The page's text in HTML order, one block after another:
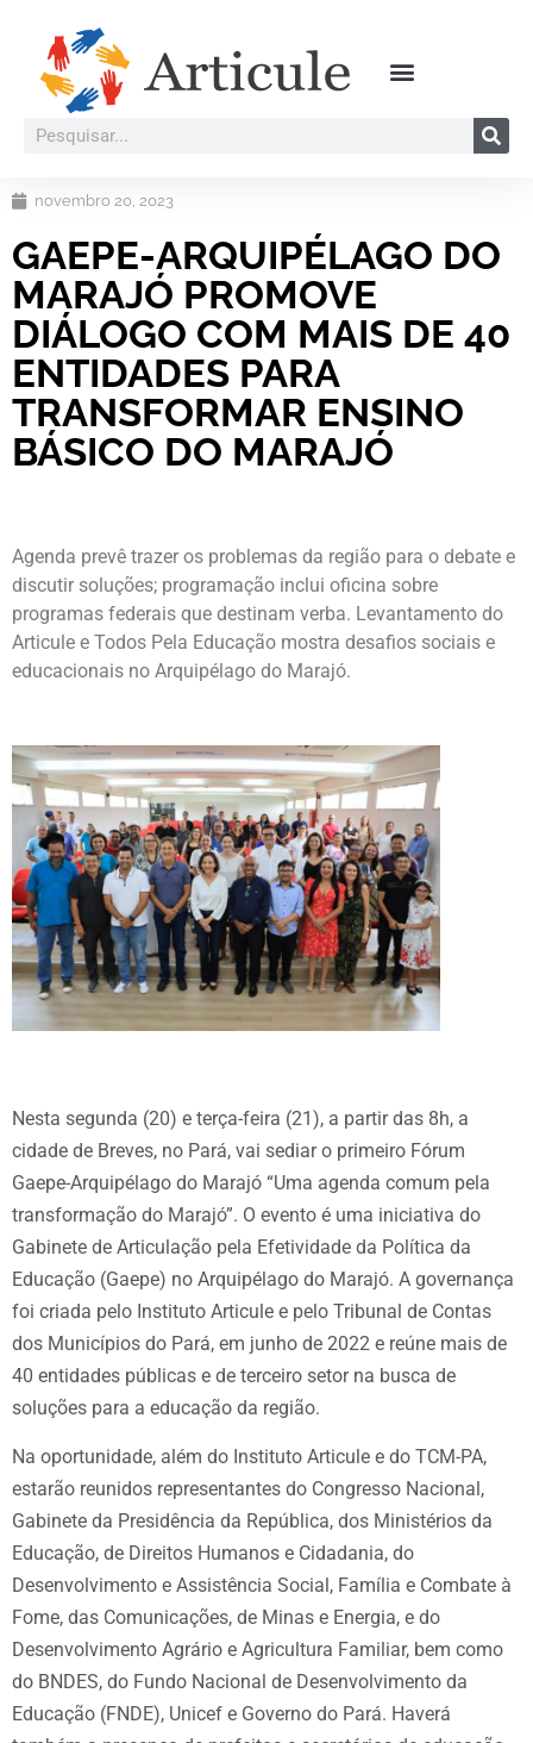
novembro 20, 2023
GAEPE-ARQUIPÉLAGO DO
MARAJÓ PROMOVE
DIÁLOGO COM MAIS DE 40
ENTIDADES PARA
TRANSFORMAR ENSINO
BÁSICO DO MARAJÓ
Agenda prevê trazer os problemas da região para o debate e
discutir soluções; programação inclui oficina sobre
programas federais que destinam verba. Levantamento do
Articule e Todos Pela Educação mostra desafios sociais e
educacionais no Arquipélago do Marajó.
Nesta segunda (20) e terça-feira (21), a partir das 8h, a
cidade de Breves, no Pará, vai sediar o primeiro Fórum
Gaepe-Arquipélago do Marajó “Uma agenda comum pela
transformação do Marajó”. O evento é uma iniciativa do
Gabinete de Articulação pela Efetividade da Política da
Educação (Gaepe) no Arquipélago do Marajó. A governança
foi criada pelo Instituto Articule e pelo Tribunal de Contas
dos Municípios do Pará, em junho de 2022 e reúne mais de
40 entidades públicas e de terceiro setor na busca de
soluções para a educação da região.
Na oportunidade, além do Instituto Articule e do TCM-PA,
estarão reunidos representantes do Congresso Nacional,
Gabinete da Presidência da República, dos Ministérios da
Educação, de Direitos Humanos e Cidadania, do
Desenvolvimento e Assistência Social, Família e Combate à
Fome, das Comunicações, de Minas e Energia, e do
Desenvolvimento Agrário e Agricultura Familiar, bem como
do BNDES, do Fundo Nacional de Desenvolvimento da
Educação (FNDE), Unicef e Governo do Pará. Haverá